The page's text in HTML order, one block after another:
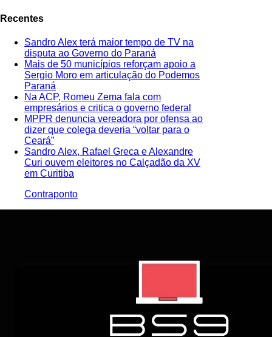
Recentes
Sandro Alex terá maior tempo de TV na
disputa ao Governo do Paraná
Mais de 50 municípios reforçam apoio a
Sergio Moro em articulação do Podemos
Paraná
Na ACP, Romeu Zema fala com
empresários e critica o governo federal
MPPR denuncia vereadora por ofensa ao
dizer que colega deveria “voltar para o
Ceará”
Sandro Alex, Rafael Greca e Alexandre
Curi ouvem eleitores no Calçadão da XV
em Curitiba
Contraponto